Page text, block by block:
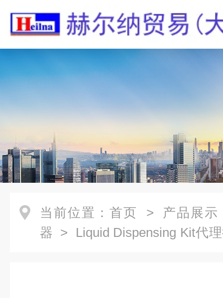
当前位置： 首页 > 产品展示
器 > Liquid Dispensing Kit代